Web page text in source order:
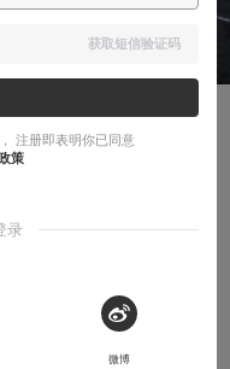
获取短信验证码
注册即表明你已同意
策
录
微博